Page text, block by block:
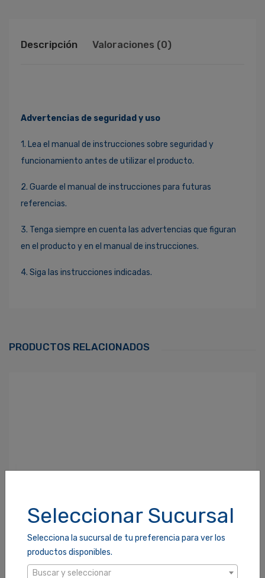
Seleccionar Sucursal
Selecciona la sucursal de tu preferencia para ver los
productos disponibles.
Buscar y seleccionar
Descripción Valoraciones (0)
Advertencias de seguridad y uso
1. Lea el manual de instrucciones sobre seguridad y
funcionamiento antes de utilizar el producto.
2. Guarde el manual de instrucciones para futuras
referencias.
3. Tenga siempre en cuenta las advertencias que figuran
en el producto y en el manual de instrucciones.
4. Siga las instrucciones indicadas.
Recordarme ACCEDER
PRODUCTOS RELACIONADOS